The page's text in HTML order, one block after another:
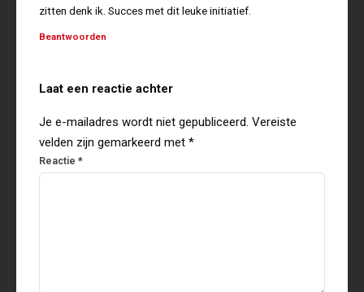
zitten denk ik. Succes met dit leuke initiatief.
Beantwoorden
Laat een reactie achter
Je e-mailadres wordt niet gepubliceerd. Vereiste
velden zijn gemarkeerd met *
Reactie *